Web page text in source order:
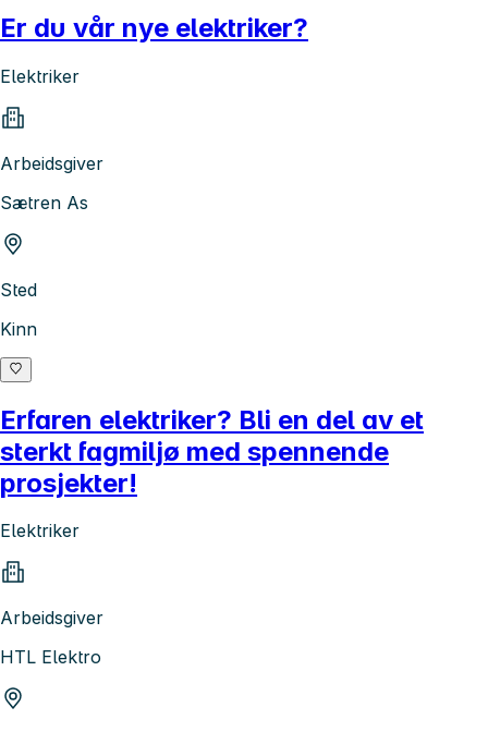
Er du vår nye elektriker?
Elektriker
Arbeidsgiver
Sætren As
Sted
Kinn
Erfaren elektriker? Bli en del av et
sterkt fagmiljø med spennende
prosjekter!
Elektriker
Arbeidsgiver
HTL Elektro